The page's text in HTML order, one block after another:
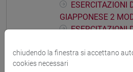
ESERCITAZIONI
GIAPPONESE 2
ESERCITAZIONI
ESERCITAZIONI
GIAPPONESE 2
chiudendo la finestra si accettano
cookies necessari